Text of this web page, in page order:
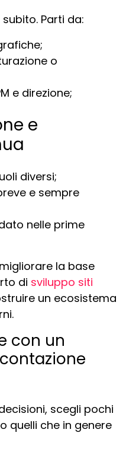
Parti da:
o
e direzione;
e
diversi;
e sempre
nelle prime
la base
di sviluppo siti
un ecosistema
con un
scegli pochi
quelli che in genere